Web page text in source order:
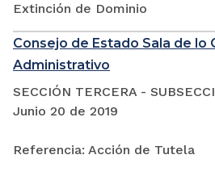
Extinción de Dominio
Consejo de Estado Sala de lo
Administrativo
SECCIÓN TERCERA -
Junio 20 de 2019
Referencia: Acción de Tutela